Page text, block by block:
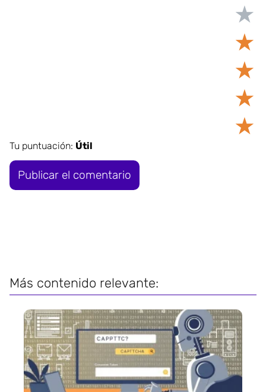
★
★
★
★
★
Tu puntuación: Útil
Más contenido relevante: